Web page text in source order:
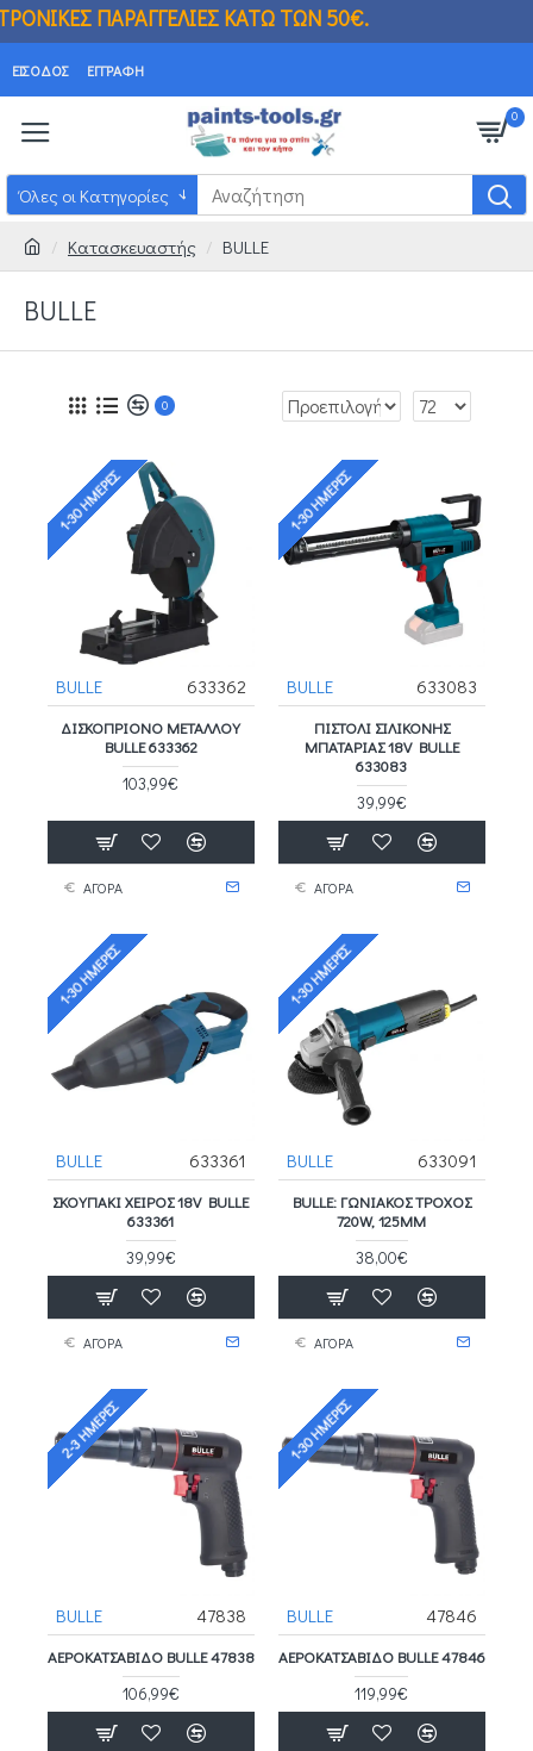
ΠΑΡΑΓΓΕΛΙΕΣ ΚΑΤΩ ΤΩΝ 50€.
ΕΊΣΟΔΟΣ ΕΓΓΡΑΦΉ
0
Όλες οι Κατηγορίες
Κατασκευαστής BULLE
BULLE
0
1-30 ΗΜΈΡΕΣ
BULLE 633362
ΔΙΣΚΟΠΡΙΟΝΟ ΜΕΤΑΛΛΟΥ
BULLE 633362
103,99€
ΑΓΟΡΑ
1-30 ΗΜΈΡΕΣ
BULLE 633083
ΠΙΣΤΟΛΙ ΣΙΛΙΚΟΝΗΣ
ΜΠΑΤΑΡΙΑΣ 18V BULLE
633083
39,99€
ΑΓΟΡΑ
1-30 ΗΜΈΡΕΣ
BULLE 633361
ΣΚΟΥΠΑΚΙ ΧΕΙΡΟΣ 18V BULLE
633361
39,99€
ΑΓΟΡΑ
1-30 ΗΜΈΡΕΣ
BULLE 633091
BULLE: ΓΩΝΙΑΚΟΣ ΤΡΟΧΟΣ
720W, 125MM
38,00€
ΑΓΟΡΑ
2-3 ΗΜΈΡΕΣ
BULLE 47838
ΑΕΡΟΚΑΤΣΑΒΙΔΟ BULLE 47838
106,99€
1-30 ΗΜΈΡΕΣ
BULLE 47846
ΑΕΡΟΚΑΤΣΑΒΙΔΟ BULLE 47846
119,99€